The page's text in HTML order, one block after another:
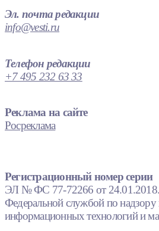
Эл. почта редакции
info@vesti.ru
Телефон редакции
+7 495 232 63 33
Реклама на сайте
Росреклама
Регистрационный номер серии
ЭЛ № ФС 77-72266 от 24.01.2018.
Федеральной службой по надзору
информационных технологий и